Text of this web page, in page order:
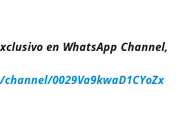
en WhatsApp Channel,
0029Va9kwaD1CYoZx